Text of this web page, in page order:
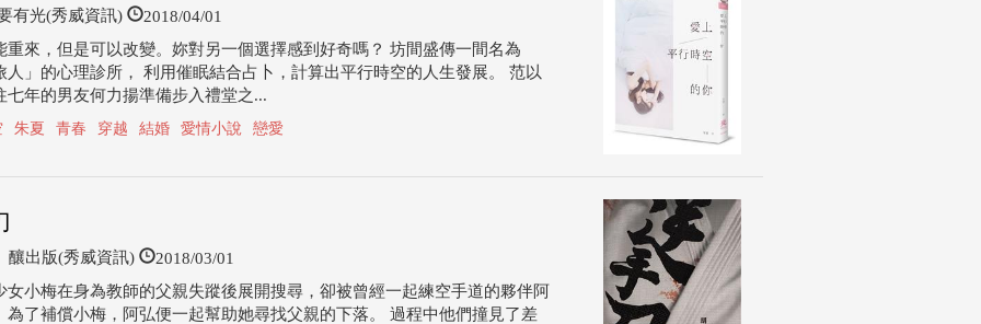
有光(秀威資訊) 2018/04/01
重來，但是可以改變。妳對另一個選擇感到好奇嗎？ 坊間盛傳一間名為
人」的心理診所， 利用催眠結合占卜，計算出平行時空的人生發展。 范以
七年的男友何力揚準備步入禮堂之...
朱夏 青春 穿越 結婚 愛情小說 戀愛
釀出版(秀威資訊) 2018/03/01
女小梅在身為教師的父親失蹤後展開搜尋，卻被曾經一起練空手道的夥伴阿
為了補償小梅，阿弘便一起幫助她尋找父親的下落。 過程中他們撞見了差